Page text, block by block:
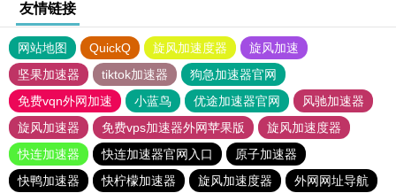
友情链接
网站地图 QuickQ 旋风加速度器
旋风加速
坚果加速器
tiktok加速器
狗急加速器官网
免费vqn外网加速
小蓝鸟 优途加速器官网
风驰加速器
旋风加速器
免费vps加速器外网苹果版
旋风加速度器
快连加速器
快连加速器官网入口
原子加速器
快鸭加速器
快柠檬加速器 旋风加速度器
外网网址导航